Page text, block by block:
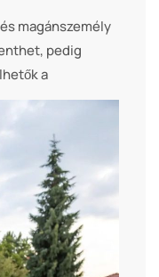
magánszemély
pedig
a